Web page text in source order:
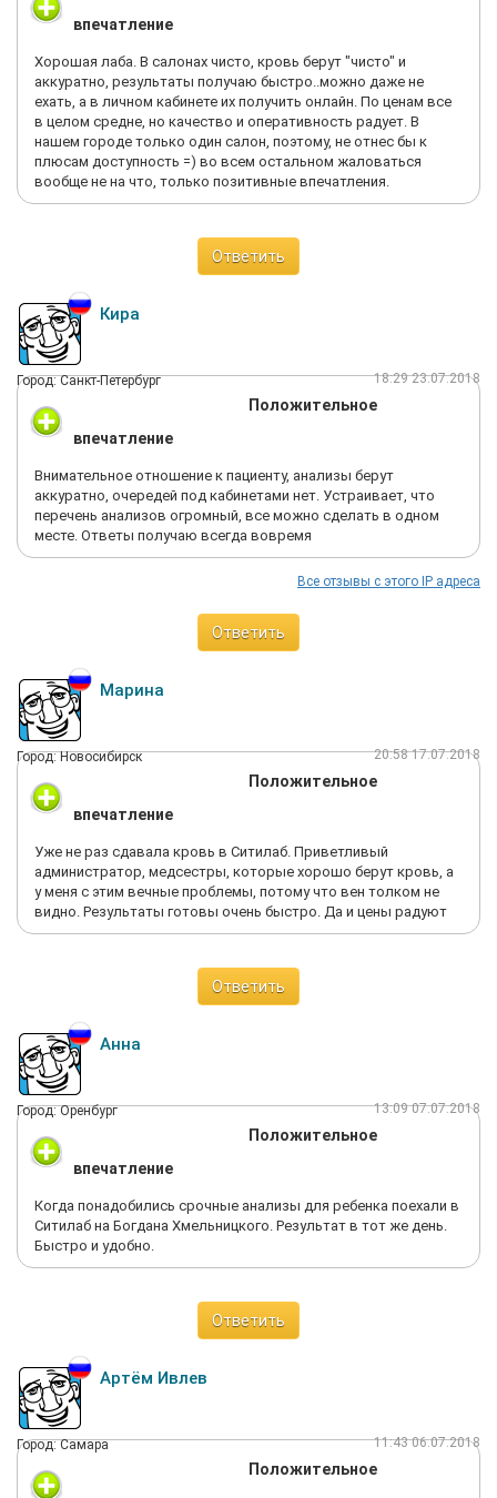
впечатление
Хорошая лаба. В салонах чисто, кровь берут "чисто" и
аккуратно, результаты получаю быстро..можно даже не
ехать, а в личном кабинете их получить онлайн. По ценам все
в целом средне, но качество и оперативность радует. В
нашем городе только один салон, поэтому, не отнес бы к
плюсам доступность =) во всем остальном жаловаться
вообще не на что, только позитивные впечатления.
Ответить
Кира
Город: Санкт-Петербург 18:29 23.07.2018
Положительное
впечатление
Внимательное отношение к пациенту, анализы берут
аккуратно, очередей под кабинетами нет. Устраивает, что
перечень анализов огромный, все можно сделать в одном
месте. Ответы получаю всегда вовремя
Все отзывы с этого IP адреса
Ответить
Марина
Город: Новосибирск 20:58 17.07.2018
Положительное
впечатление
Уже не раз сдавала кровь в Ситилаб. Приветливый
администратор, медсестры, которые хорошо берут кровь, а
у меня с этим вечные проблемы, потому что вен толком не
видно. Результаты готовы очень быстро. Да и цены радуют
Ответить
Анна
Город: Оренбург 13:09 07.07.2018
Положительное
впечатление
Когда понадобились срочные анализы для ребенка поехали в
Ситилаб на Богдана Хмельницкого. Результат в тот же день.
Быстро и удобно.
Ответить
Артём Ивлев
Город: Самара 11:43 06.07.2018
Положительное